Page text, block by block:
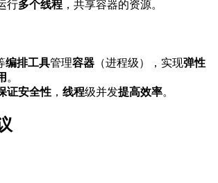
行多个线程 ，共享容器的资源。
编排工具管理容器 （进程级），实现弹性
。
证安全性 ， 线程级并发提高效率。